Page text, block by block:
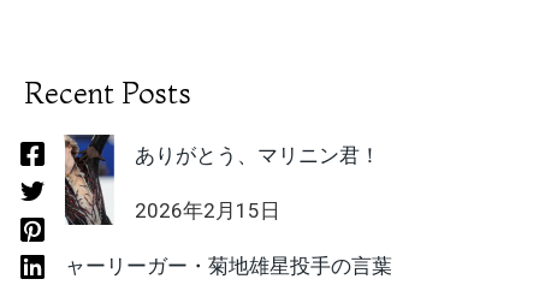
Recent Posts
ありがとう、マリニン君！
2026年2月15日
メジャーリーガー・菊地雄星投手の言葉